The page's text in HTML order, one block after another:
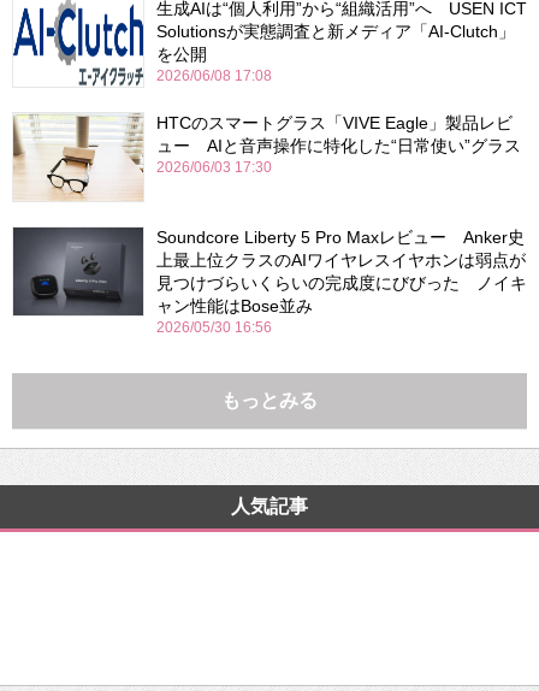
生成AIは“個人利用”から“組織活用”へ USEN ICT
Solutionsが実態調査と新メディア「AI-Clutch」
を公開
2026/06/08 17:08
HTCのスマートグラス「VIVE Eagle」製品レビ
ュー AIと音声操作に特化した“日常使い”グラス
2026/06/03 17:30
Soundcore Liberty 5 Pro Maxレビュー Anker史
上最上位クラスのAIワイヤレスイヤホンは弱点が
見つけづらいくらいの完成度にびびった ノイキ
ャン性能はBose並み
2026/05/30 16:56
もっとみる
人気記事